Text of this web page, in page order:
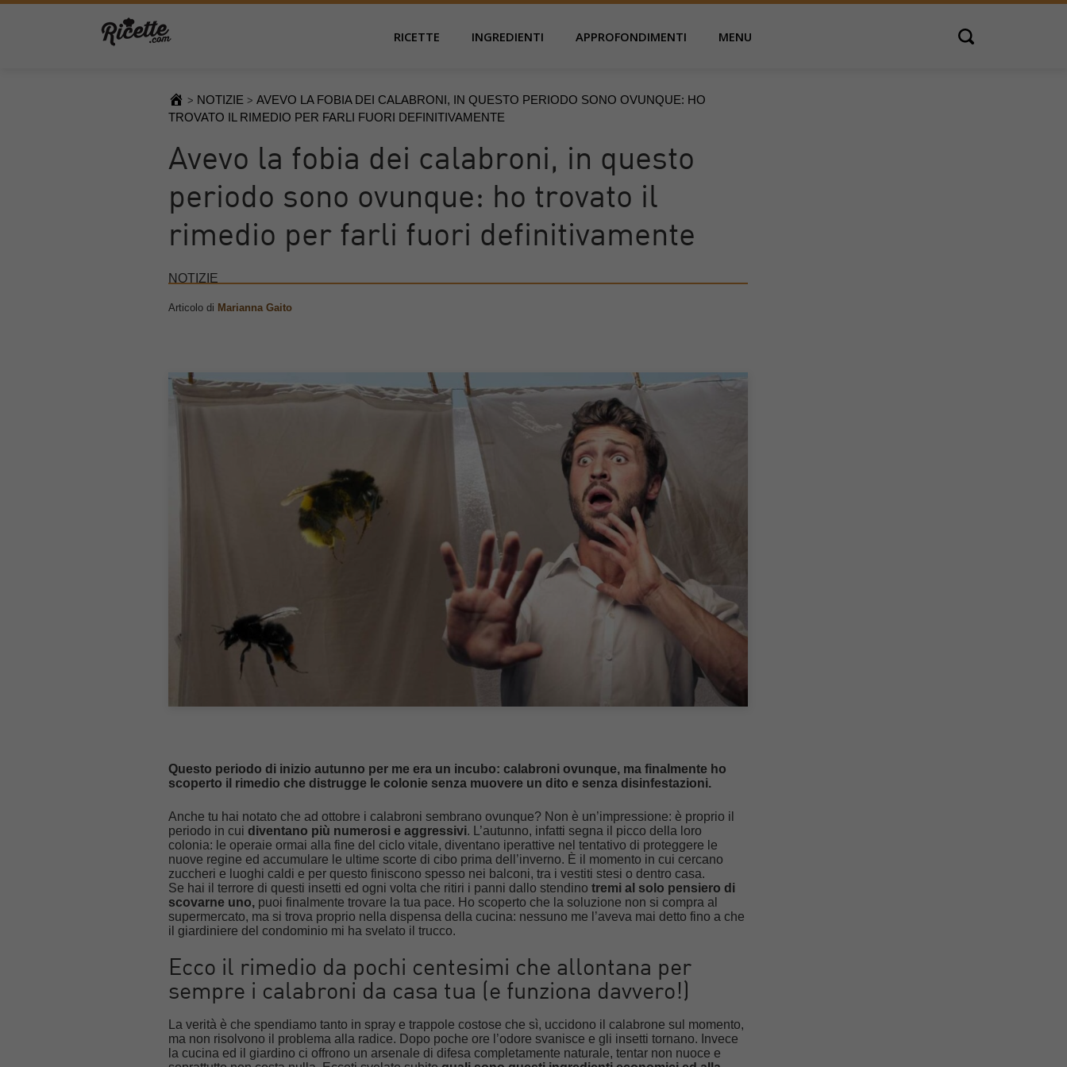
RICETTE INGREDIENTI APPROFONDIMENTI MENU Open search
> NOTIZIE > AVEVO LA FOBIA DEI CALABRONI, IN QUESTO PERIODO SONO OVUNQUE: HO
TROVATO IL RIMEDIO PER FARLI FUORI DEFINITIVAMENTE
Avevo la fobia dei calabroni, in questo
periodo sono ovunque: ho trovato il
rimedio per farli fuori definitivamente
NOTIZIE
Articolo di Marianna Gaito
Questo periodo di inizio autunno per me era un incubo: calabroni ovunque, ma finalmente ho
scoperto il rimedio che distrugge le colonie senza muovere un dito e senza disinfestazioni.
Anche tu hai notato che ad ottobre i calabroni sembrano ovunque? Non è un’impressione: è proprio il
periodo in cui diventano più numerosi e aggressivi. L’autunno, infatti segna il picco della loro
colonia: le operaie ormai alla fine del ciclo vitale, diventano iperattive nel tentativo di proteggere le
nuove regine ed accumulare le ultime scorte di cibo prima dell’inverno. È il momento in cui cercano
zuccheri e luoghi caldi e per questo finiscono spesso nei balconi, tra i vestiti stesi o dentro casa.
Se hai il terrore di questi insetti ed ogni volta che ritiri i panni dallo stendino tremi al solo pensiero di
scovarne uno, puoi finalmente trovare la tua pace. Ho scoperto che la soluzione non si compra al
supermercato, ma si trova proprio nella dispensa della cucina: nessuno me l’aveva mai detto fino a che
il giardiniere del condominio mi ha svelato il trucco.
Ecco il rimedio da pochi centesimi che allontana per
sempre i calabroni da casa tua (e funziona davvero!)
La verità è che spendiamo tanto in spray e trappole costose che sì, uccidono il calabrone sul momento,
ma non risolvono il problema alla radice. Dopo poche ore l’odore svanisce e gli insetti tornano. Invece
la cucina ed il giardino ci offrono un arsenale di difesa completamente naturale, tentar non nuoce e